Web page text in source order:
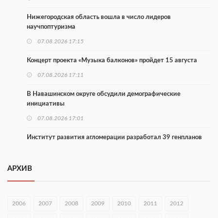
Нижегородская область вошла в число лидеров
научпоптуризма
07.08.2026 17:15
Концерт проекта «Музыка балконов» пройдет 15 августа
07.08.2026 17:11
В Навашинском округе обсудили демографические
инициативы
07.08.2026 17:01
Институт развития агломерации разработал 39 генпланов
С 8 августа изменят схему движения на въезде в Нижний
Новгород
АРХИВ
2006 2007 2008 2009 2010 2011 2012